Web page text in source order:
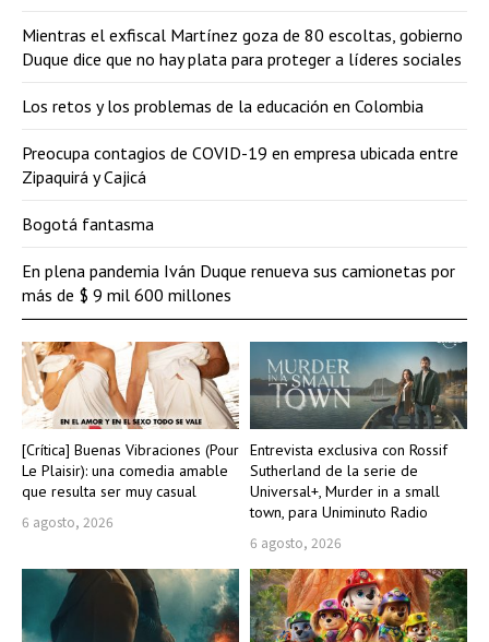
[Crítica] Buenas Vibraciones (Pour
Le Plaisir): una comedia amable
que resulta ser muy casual
6 agosto, 2026
Entrevista exclusiva con Rossif
Sutherland de la serie de
Universal+, Murder in a small
town, para Uniminuto Radio
6 agosto, 2026
Mientras el exfiscal Martínez goza de 80 escoltas, gobierno
Duque dice que no hay plata para proteger a líderes sociales
Los retos y los problemas de la educación en Colombia
Preocupa contagios de COVID-19 en empresa ubicada entre
Zipaquirá y Cajicá
Bogotá fantasma
En plena pandemia Iván Duque renueva sus camionetas por
más de $ 9 mil 600 millones